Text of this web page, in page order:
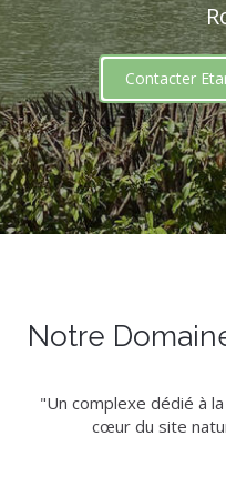
Contacter
Notre
"Un complexe dédié à
cœur du site